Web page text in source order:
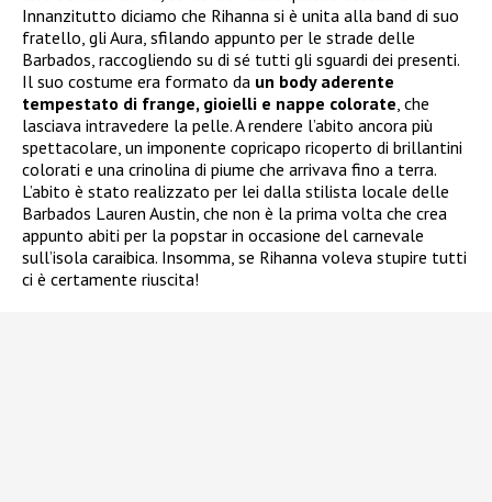
Innanzitutto diciamo che Rihanna si è unita alla band di suo
fratello, gli Aura, sfilando appunto per le strade delle
Barbados, raccogliendo su di sé tutti gli sguardi dei presenti.
Il suo costume era formato da un body aderente
tempestato di frange, gioielli e nappe colorate , che
lasciava intravedere la pelle. A rendere l’abito ancora più
spettacolare, un imponente copricapo ricoperto di brillantini
colorati e una crinolina di piume che arrivava fino a terra.
L’abito è stato realizzato per lei dalla stilista locale delle
Barbados Lauren Austin, che non è la prima volta che crea
appunto abiti per la popstar in occasione del carnevale
sull’isola caraibica. Insomma, se Rihanna voleva stupire tutti
ci è certamente riuscita!